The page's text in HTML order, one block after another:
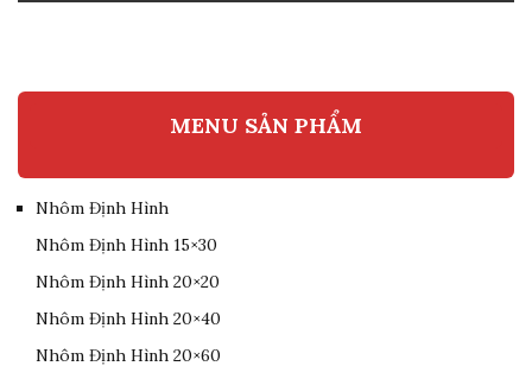
MENU SẢN PHẨM
Nhôm Định Hình
Nhôm Định Hình 15×30
Nhôm Định Hình 20×20
Nhôm Định Hình 20×40
Nhôm Định Hình 20×60